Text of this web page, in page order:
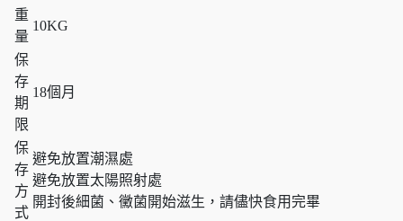
重
量
10KG
保
存
期
限
18個月
保
存
方
式
避免放置潮濕處
避免放置太陽照射處
開封後細菌、黴菌開始滋生，請儘快食用完畢